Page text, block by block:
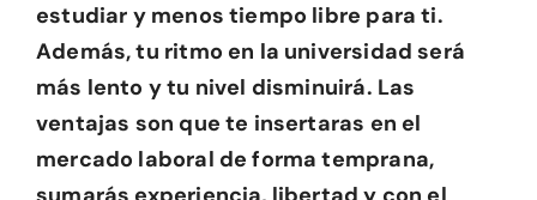
estudiar y menos tiempo libre para ti.
Además, tu ritmo en la universidad será
más lento y tu nivel disminuirá. Las
ventajas son que te insertaras en el
mercado laboral de forma temprana,